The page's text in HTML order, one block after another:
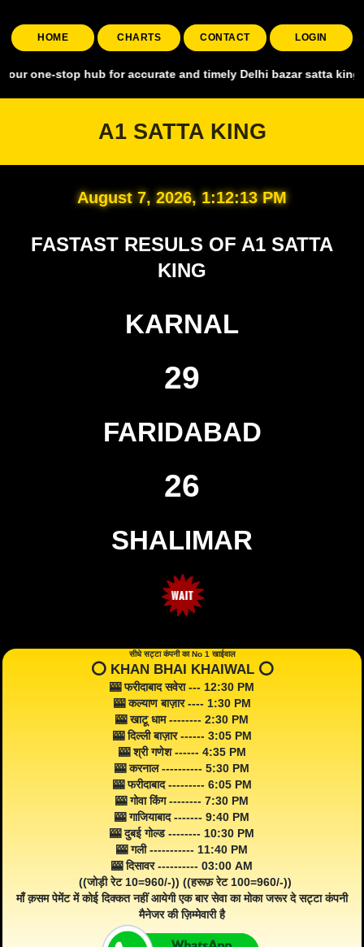
HOME CHARTS CONTACT LOGIN
hub for accurate and timely Delhi bazar satta king,
A1 SATTA KING
August 7, 2026, 1:12:14 PM
FASTAST RESULS OF A1 SATTA
KING
KARNAL
29
FARIDABAD
26
SHALIMAR
सीधे सट्टा कंपनी का No 1 खाईवाल
⭕️ KHAN BHAI KHAIWAL ⭕️
🎰 फरीदाबाद सवेरा --- 12:30 PM
🎰 कल्याण बाज़ार ---- 1:30 PM
🎰 खाटू धाम -------- 2:30 PM
🎰 दिल्ली बाज़ार ------ 3:05 PM
🎰 श्री गणेश ------ 4:35 PM
🎰 करनाल ---------- 5:30 PM
🎰 फरीदाबाद --------- 6:05 PM
🎰 गोवा किंग -------- 7:30 PM
🎰 गाजियाबाद ------- 9:40 PM
🎰 दुबई गोल्ड -------- 10:30 PM
🎰 गली ----------- 11:40 PM
🎰 दिसावर ---------- 03:00 AM
((जोड़ी रेट 10=960/-)) ((हरूफ़ रेट 100=960/-))
माँ क़सम पेमेंट में कोई दिक्कत नहीं आयेगी एक बार सेवा का मोका जरूर दे सट्टा कंपनी
मैनेजर की ज़िम्मेवारी है